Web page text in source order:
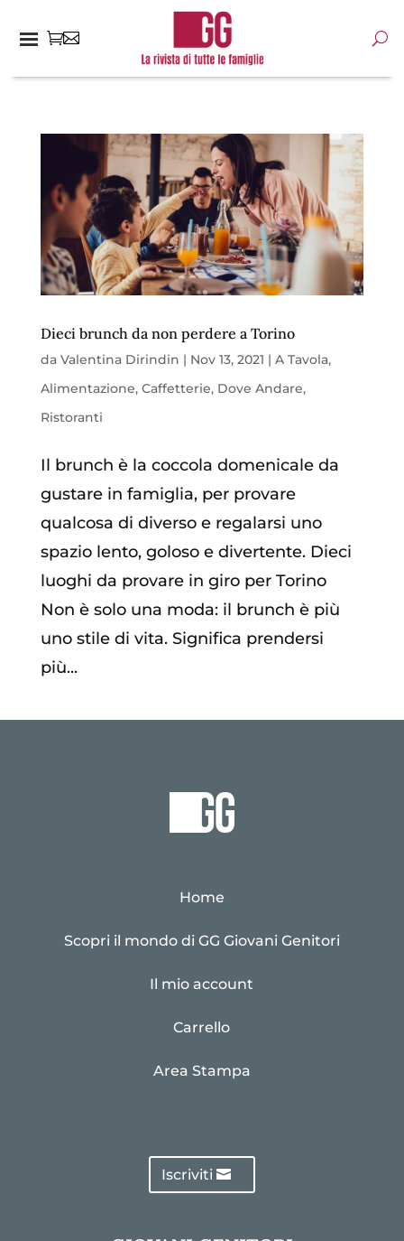
Dieci brunch da non perdere a Torino
da Valentina Dirindin | Nov 13, 2021 | A Tavola,
Alimentazione, Caffetterie, Dove Andare,
Ristoranti
Il brunch è la coccola domenicale da
gustare in famiglia, per provare
qualcosa di diverso e regalarsi uno
spazio lento, goloso e divertente. Dieci
luoghi da provare in giro per Torino
Non è solo una moda: il brunch è più
uno stile di vita. Significa prendersi
più...
Home
Scopri il mondo di GG Giovani Genitori
Il mio account
Carrello
Area Stampa
Iscriviti